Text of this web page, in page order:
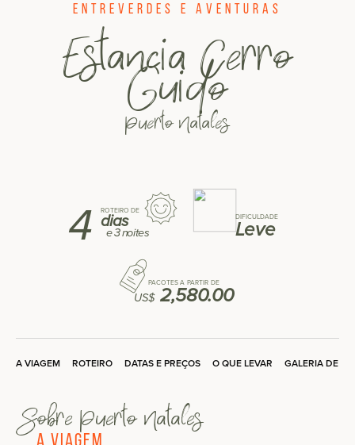
Entreverdes e aventuras
Estancia Cerro
Guido
Puerto Natales
ROTEIRO DE
4 dias
e3 noites
DIFICULDADE
Leve
PACOTES A PARTIR DE
US$2,580.00
A VIAGEM ROTEIRO DATAS E PREÇOS O QUE LEVAR GALERIA DE
Sobre Puerto Natales
A Viagem